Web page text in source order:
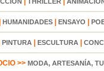
HUMANIDADES ENSAYO
PINTURA ESCULTURA
>> MODA, ARTESANÍA,